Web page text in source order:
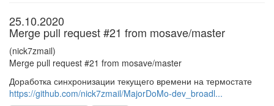
25.10.2020
Merge pull request #21 from mosave/master
(nick7zmail)
Merge pull request #21 from mosave/master
Доработка синхронизации текущего времени на термостате
https://github.com/nick7zmail/MajorDoMo-dev_broadl...